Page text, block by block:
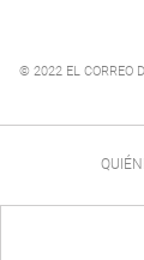
© 2022 EL CORREO